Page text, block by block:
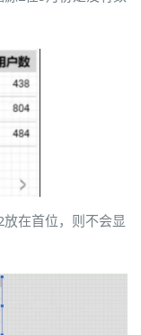
在首位，则不会显